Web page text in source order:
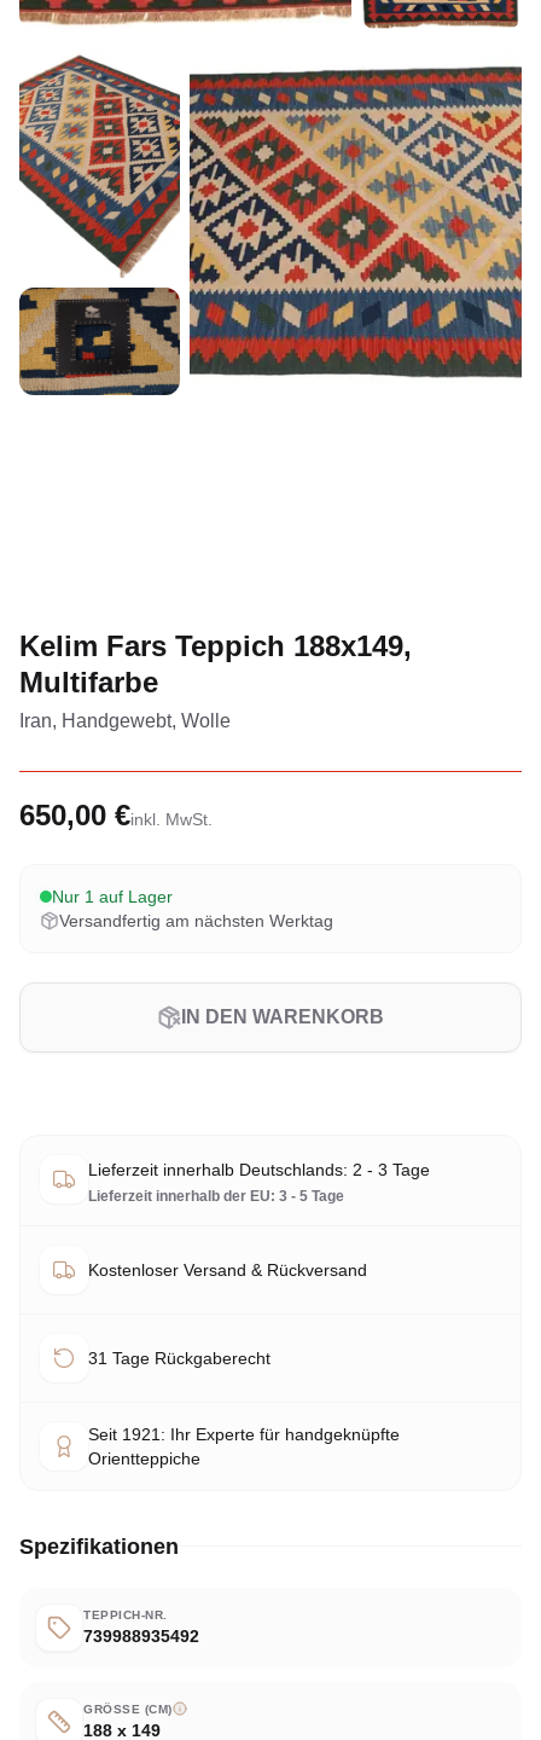
Kelim Fars Teppich 188x149,
Multifarbe
Iran, Handgewebt, Wolle
650,00 €inkl. MwSt.
Nur 1 auf Lager
Versandfertig am nächsten Werktag
IN DEN WARENKORB
Lieferzeit innerhalb Deutschlands: 2 - 3 Tage
Lieferzeit innerhalb der EU: 3 - 5 Tage
Kostenloser Versand & Rückversand
31 Tage Rückgaberecht
Seit 1921: Ihr Experte für handgeknüpfte
Orientteppiche
Spezifikationen
TEPPICH-NR.
739988935492
GRÖSSE (CM)
188 x 149